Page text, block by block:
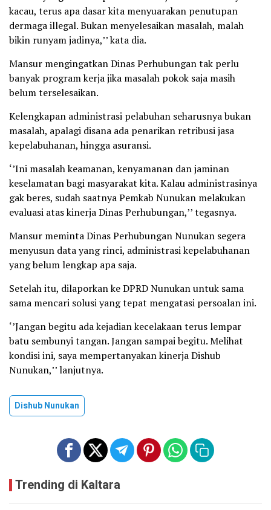
kacau, terus apa dasar kita menyuarakan penutupan
dermaga illegal. Bukan menyelesaikan masalah, malah
bikin runyam jadinya,’’ kata dia.
Mansur mengingatkan Dinas Perhubungan tak perlu
banyak program kerja jika masalah pokok saja masih
belum terselesaikan.
Kelengkapan administrasi pelabuhan seharusnya bukan
masalah, apalagi disana ada penarikan retribusi jasa
kepelabuhanan, hingga asuransi.
‘’Ini masalah keamanan, kenyamanan dan jaminan
keselamatan bagi masyarakat kita. Kalau administrasinya
gak beres, sudah saatnya Pemkab Nunukan melakukan
evaluasi atas kinerja Dinas Perhubungan,’’ tegasnya.
Mansur meminta Dinas Perhubungan Nunukan segera
menyusun data yang rinci, administrasi kepelabuhanan
yang belum lengkap apa saja.
Setelah itu, dilaporkan ke DPRD Nunukan untuk sama
sama mencari solusi yang tepat mengatasi persoalan ini.
‘’Jangan begitu ada kejadian kecelakaan terus lempar
batu sembunyi tangan. Jangan sampai begitu. Melihat
kondisi ini, saya mempertanyakan kinerja Dishub
Nunukan,’’ lanjutnya.
Dishub Nunukan
Trending di Kaltara